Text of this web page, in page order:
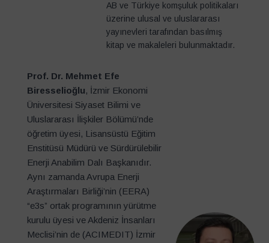
AB ve Türkiye komşuluk politikaları
üzerine ulusal ve uluslararası
yayınevleri tarafından basılmış
kitap ve makaleleri bulunmaktadır.
Prof. Dr. Mehmet Efe
Biresselioğlu, İzmir Ekonomi
Üniversitesi Siyaset Bilimi ve
Uluslararası İlişkiler Bölümü’nde
öğretim üyesi, Lisansüstü Eğitim
Enstitüsü Müdürü ve Sürdürülebilir
Enerji Anabilim Dalı Başkanıdır.
Aynı zamanda Avrupa Enerji
Araştırmaları Birliği’nin (EERA)
“e3s” ortak programının yürütme
kurulu üyesi ve Akdeniz İnsanları
Meclisi’nin de (ACIMEDIT) İzmir